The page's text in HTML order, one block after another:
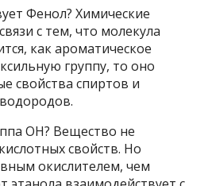
Фенол? Химические
с тем, что молекула
как ароматическое
группу, то оно
свойства спиртов и
ОН? Вещество не
свойств. Но
окислителем, чем